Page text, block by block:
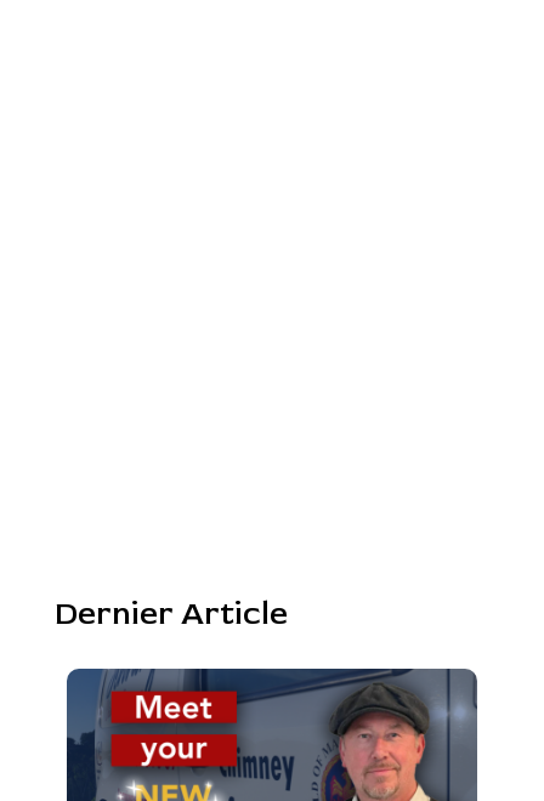
Dernier Article